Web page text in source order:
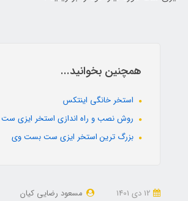
همچنین بخوانید...
استخر خانگی اینتکس
روش نصب و راه اندازی استخر ایزی ست
بزرگ ترین استخر ایزی ست بست وی
مسعود رضایی کیان